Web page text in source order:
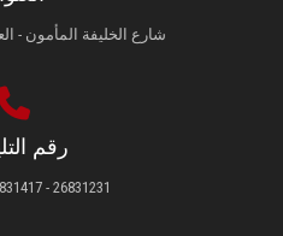
شارع الخليفة المأمون -
رقم
26831231 - 26831417 - 26831474